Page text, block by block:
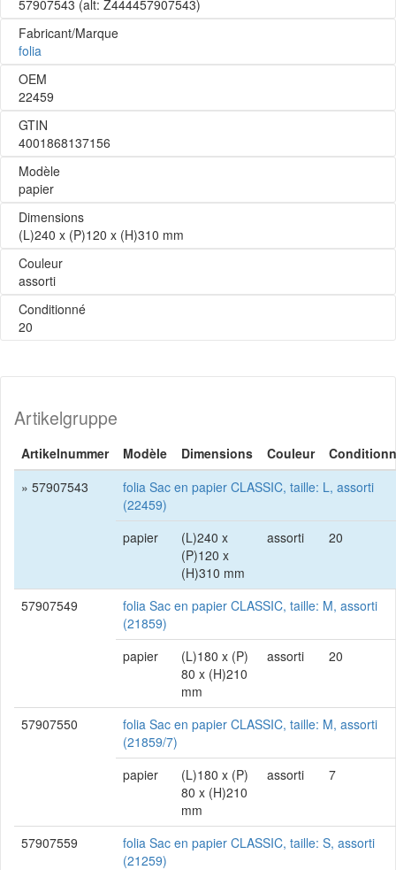
57907543 (alt: Z444457907543)
Fabricant/Marque
folia
OEM
22459
GTIN
4001868137156
Modèle
papier
Dimensions
(L)240 x (P)120 x (H)310 mm
Couleur
assorti
Conditionné
20
Artikelgruppe
Artikelnummer Modèle Dimensions Couleur
» 57907543
folia Sac en papier CLASSIC, taille: L, assorti
(22459)
papier
(L)240 x
(P)120 x
(H)310 mm
assorti 20
57907549
folia Sac en papier CLASSIC, taille: M, assorti
(21859)
papier
(L)180 x (P)
80 x (H)210
mm
assorti 20
57907550
folia Sac en papier CLASSIC, taille: M, assorti
(21859/7)
papier
(L)180 x (P)
80 x (H)210
mm
assorti 7
57907559
folia Sac en papier CLASSIC, taille: S, assorti
(21259)